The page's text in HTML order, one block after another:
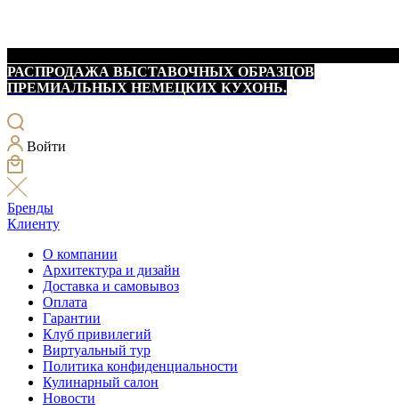
РАСПРОДАЖА ВЫСТАВОЧНЫХ ОБРАЗЦОВ
ПРЕМИАЛЬНЫХ НЕМЕЦКИХ КУХОНЬ.
Войти
Бренды
Клиенту
О компании
Архитектура и дизайн
Доставка и самовывоз
Оплата
Гарантии
Клуб привилегий
Виртуальный тур
Политика конфиденциальности
Кулинарный салон
Новости